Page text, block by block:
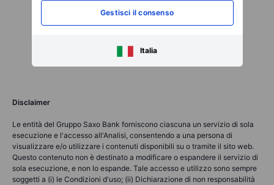
Gestisci il consenso
Italia
Disclaimer
Le entità del Gruppo Saxo Bank forniscono ciascuna un servizio di sola
esecuzione e l'accesso all'Analisi, consentendo a una persona di
visualizzare e/o utilizzare i contenuti disponibili su o tramite il sito web.
Questo contenuto non è destinato a modificare o espandere il servizio di
sola esecuzione, e non lo espande. Tale accesso e utilizzo sono sempre
soggetti a (i) le Condizioni d'uso; (ii) Dichiarazione di non responsabilità